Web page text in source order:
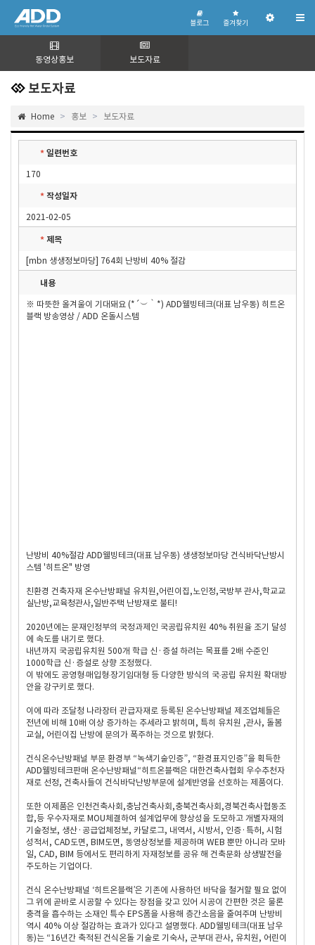
블
로
그
블로그
즐
겨
찾
즐겨찾기
관
자
동영상홍보 보도자료
보도자료
Home 홍보 보도자료
* 일련번호
170
* 작성일자
2021-02-05
* 제목
[mbn 생생정보마당] 764회 난방비 40% 절감
내용
※ 따뜻한 올겨울이 기대돼요 (*´︶｀*) ADD웰빙테크(대표 남우동) 히트온
블랙 방송영상 / ADD 온돌시스템
난방비 40%절감 ADD웰빙테크(대표 남우동) 생생정보마당 건식바닥난방시
스템 '히트온" 방영
친환경 건축자재 온수난방패널 유치원,어린이집,노인정,국방부 관사,학교교
실난방,교육청관사,일반주택 난방재로 불티!
2020년에는 문재인정부의 국정과제인 국공립유치원 40% 취원율 조기 달성
에 속도를 내기로 했다.
내년까지 국공립유치원 500개 학급 신·증설 하려는 목표를 2배 수준인
1000학급 신·증설로 상향 조정했다.
이 밖에도 공영형‧매입형‧장기임대형 등 다양한 방식의 국‧공립 유치원 확대방
안을 강구키로 했다.
이에 따라 조달청 나라장터 관급자재로 등록된 온수난방패널 제조업체들은
전년에 비해 10배 이상 증가하는 추세라고 밝히며, 특히 유치원 ,관사, 돌봄
교실, 어린이집 난방에 문의가 폭주하는 것으로 밝혔다.
건식온수난방패널 부문 환경부 “녹색기술인증”, “환경표지인증”을 획득한
ADD웰빙테크판매 온수난방패널“히트온블랙은 대한건축사협회 우수추천자
재로 선정, 건축사들이 건식바닥난방부문에 설계반영을 선호하는 제품이다.
또한 이제품은 인천건축사회,충남건축사회,충북건축사회,경북건축사협동조
합,등 우수자재로 MOU체결하여 설계업무에 향상성을 도모하고 개별자재의
기술정보, 생산·공급업체정보, 카달로그, 내역서, 시방서, 인증·특허, 시험
성적서, CAD도면, BIM도면, 동영상정보를 제공하며 WEB 뿐만 아니라 모바
일, CAD, BIM 등에서도 편리하게 자재정보를 공유 해 건축문화 상생발전을
주도하는 기업이다.
건식 온수난방패널 ‘히트온블랙’은 기존에 사용하던 바닥을 철거할 필요 없이
그 위에 곧바로 시공할 수 있다는 장점을 갖고 있어 시공이 간편한 것은 물론
충격을 흡수하는 소재인 특수 EPS폼을 사용해 층간소음을 줄여주며 난방비
역시 40% 이상 절감하는 효과가 있다고 설명했다. ADD웰빙테크(대표 남우
동)는 “16년간 축적된 건식온돌 기술로 기숙사, 군부대 관사, 유치원, 어린이